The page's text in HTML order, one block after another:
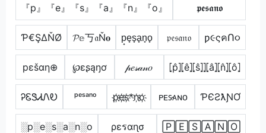
『p』『e』『s』『a』『n』『o』 𝖕𝖊𝖘𝖆𝖓𝖔
Ƥ€ŞΔŇØ 𝓟𝕖丂𝔞Ň𝐨 p̟e̟s̟a̟n̟o̟ 𝔭𝔢𝔰𝔞𝔫𝔬 ƿ૯ςคՈ૦
pεšαη⊕ ℘ɛʂąŋơ 𝓅𝑒𝓈𝒶𝓃𝑜 ⦏p̂⦎⦏ê⦎⦏ŝ⦎⦎⦏â⦎⦏n̂⦎⦏ô⦎
ᎮᏋᏕᏗᏁᎧ ᵖᵉˢᵃⁿᵒ p҉e҉s҉*n҉o҉ ᴘᴇꜱ̷ᴀɴᴏ ƤЄƧƛƝƠ
░p░e░s░a░n░o ρεรαɳσ 🄿🄴🅂🄰🄽🄾